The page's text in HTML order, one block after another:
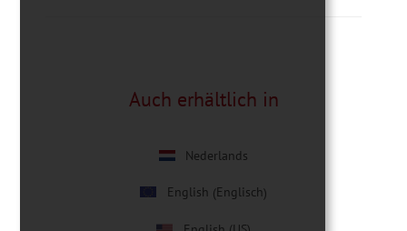
Auch erhältlich in
Nederlands
English (Englisch)